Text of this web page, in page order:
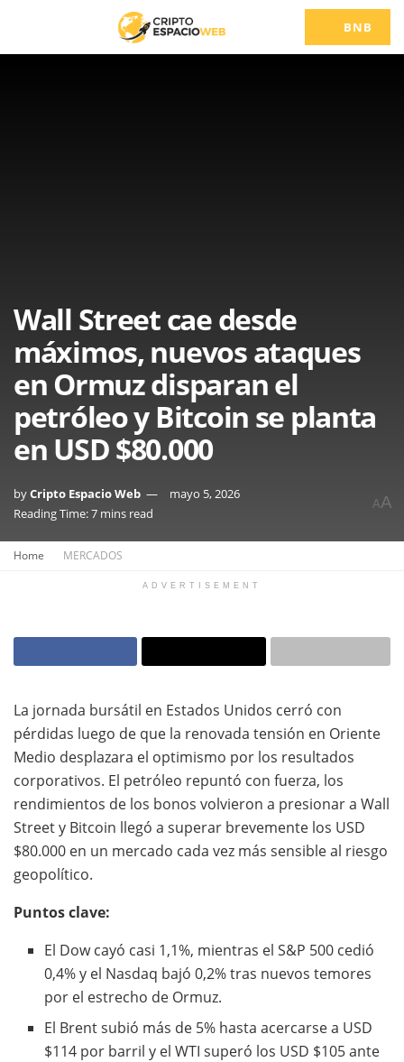
BNB
Wall Street cae desde
máximos, nuevos ataques
en Ormuz disparan el
petróleo y Bitcoin se planta
en USD $80.000
byCripto Espacio Web
mayo 5, 2026
Reading Time: 7 mins read
AA
Home MERCADOS
ADVERTISEMENT
La jornada bursátil en Estados Unidos cerró con
pérdidas luego de que la renovada tensión en Oriente
Medio desplazara el optimismo por los resultados
corporativos. El petróleo repuntó con fuerza, los
rendimientos de los bonos volvieron a presionar a Wall
Street y Bitcoin llegó a superar brevemente los USD
$80.000 en un mercado cada vez más sensible al riesgo
geopolítico.
Puntos clave:
El Dow cayó casi 1,1%, mientras el S&P 500 cedió
0,4% y el Nasdaq bajó 0,2% tras nuevos temores
por el estrecho de Ormuz.
El Brent subió más de 5% hasta acercarse a USD
$114 por barril y el WTI superó los USD $105 ante